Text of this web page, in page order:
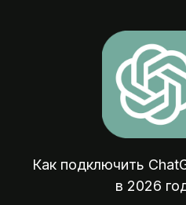
Как подключить
в 2026
Оплата